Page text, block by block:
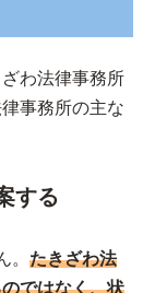
わ法律事務所
事務所の主な
する
。 たきざわ法
ではなく、状